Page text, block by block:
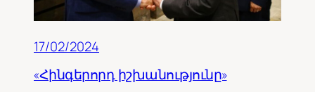
17/02/2024
«Հինգերորդ իշխանությունը»